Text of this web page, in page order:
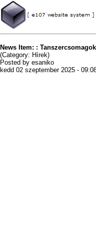
News Item: :
(Category: Hírek)
Posted by esaniko
kedd 02 szeptember 2025 -